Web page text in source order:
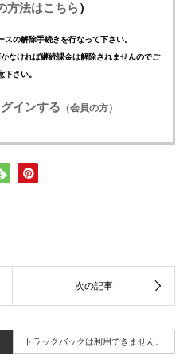
方法はこちら）
の解除手続きを行なって下さい。
なければ継続課金は解除されませんのでご
下さい。
インする （会員の方）
トラックバックは利用できません。